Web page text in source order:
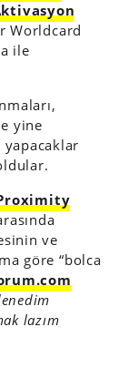
Worldcard
ile
yine
yapacaklar
ve
göre “bolca
lazım